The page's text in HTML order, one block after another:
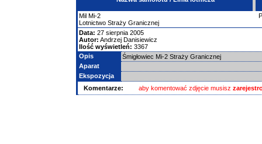
Mil Mi-2
Lotnictwo Straży Granicznej
Data: 27 sierpnia 2005
Autor: Andrzej Danisiewicz
Ilość wyświetleń: 3367
Opis
Śmigłowiec Mi-2 Straży Granicznej
Aparat
Ekspozycja
Komentarze:
aby komentować zdjęcie musisz